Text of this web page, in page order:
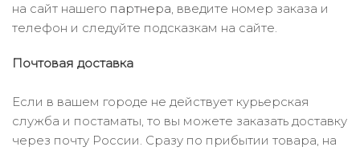
на сайт нашего партнера, введите номер заказа и
телефон и следуйте подсказкам на сайте.
Почтовая доставка
Если в вашем городе не действует курьерская
служба и постаматы, то вы можете заказать доставку
через почту России. Сразу по прибытии товара, на